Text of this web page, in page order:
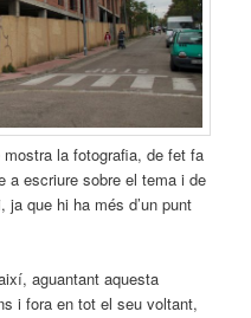
la fotografia, de fet fa
a escriure sobre el tema i de
ja que hi ha més d’un punt
aguantant aquesta
i fora en tot el seu voltant,